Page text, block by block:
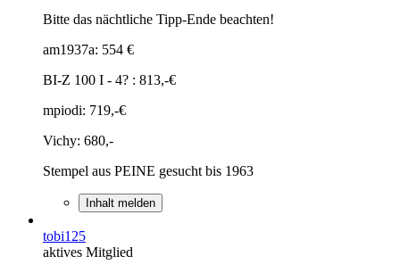
Bitte das nächtliche Tipp-Ende beachten!
am1937a: 554 €
BI-Z 100 I - 4? : 813,-€
mpiodi: 719,-€
Vichy: 680,-
Stempel aus PEINE gesucht bis 1963
Inhalt melden
tobi125
aktives Mitglied